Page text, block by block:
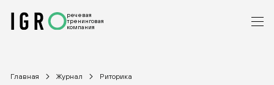
речевая
тренинговая
компания
Главная Журнал Риторика